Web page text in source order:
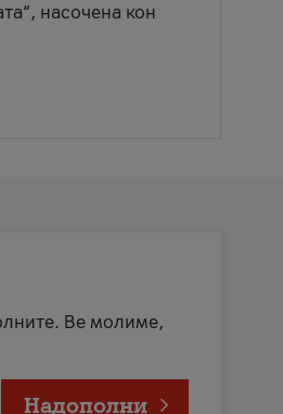
насочена кон
Ве молиме,
Надополни